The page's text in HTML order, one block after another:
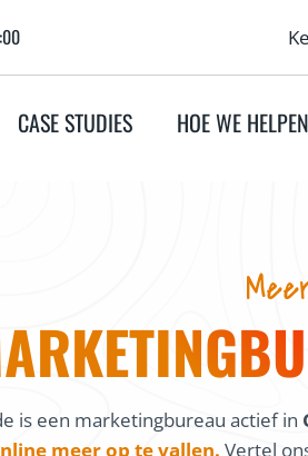
CASE STUDIES HOE WE HELPEN
is een marketingbureau actief in
meer op te vallen. Vertel